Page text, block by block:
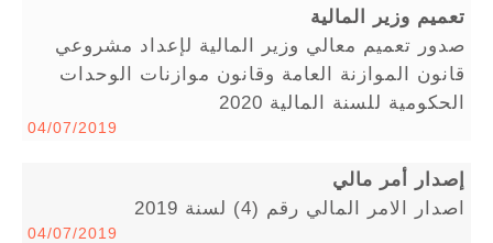
تعميم وزير المالية
صدور تعميم معالي وزير المالية لإعداد مشروعي
قانون الموازنة العامة وقانون موازنات الوحدات
الحكومية للسنة المالية 2020
04/07/2019
إصدار أمر مالي
اصدار الامر المالي رقم (4) لسنة 2019
04/07/2019